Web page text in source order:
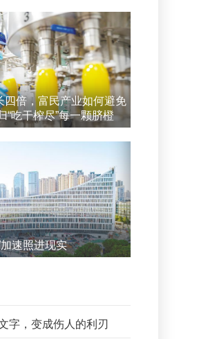
四倍，富民产业如何避免
“吃干榨尽”每一颗脐橙
速照进现实
字，变成伤人的利刃